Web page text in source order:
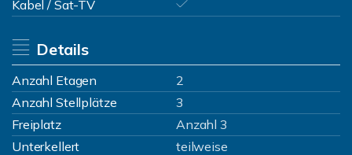
Kabel / Sat-TV
Details
Anzahl Etagen
2
Anzahl Stellplätze
3
Freiplatz
Anzahl 3
Unterkellert
teilweise